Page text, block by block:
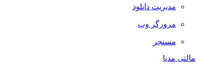
مدیریت دانلود
مرورگر وب
مسنجر
مالتی مدیا